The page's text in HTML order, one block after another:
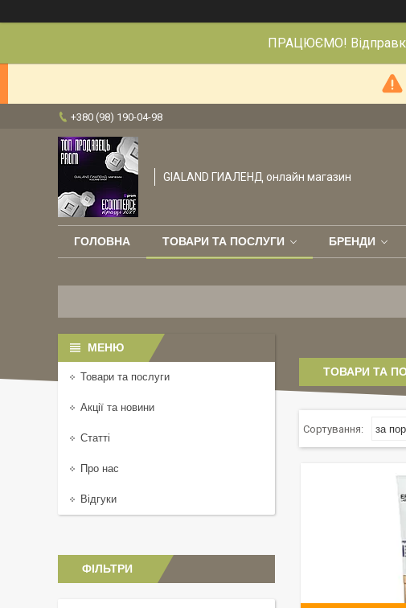
ПРАЦЮЄМО! Відправка
+380 (98) 190-04-98
GIALAND ГИАЛЕНД онлайн магазин
ГОЛОВНА ТОВАРИ ТА ПОСЛУГИ БРЕНДИ
ТОВАРИ ТА
Товари та послуги
Акції та новини
Статті
Про нас
Відгуки
ФІЛЬТРИ